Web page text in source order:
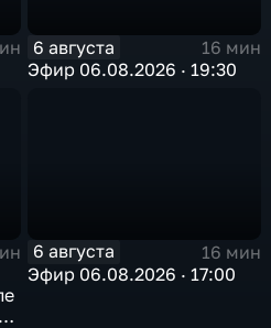
6 августа
16 мин
Эфир 06.08.2026 · 19:30
6 августа
16 мин
Эфир 06.08.2026 · 17:00